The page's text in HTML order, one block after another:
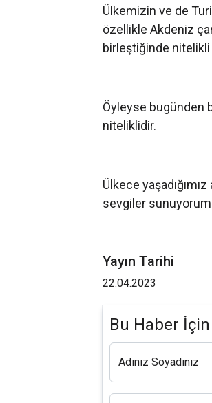
Ülkemizin ve de
özellikle Akdeniz
birleştiğinde
Öyleyse bugünden
niteliklidir.
Ülkece
sevgiler
Yayın Tarihi
22.04.2023
Bu Haber İçin
Adınız Soyadınız